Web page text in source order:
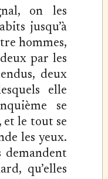
on les
jusqu’à
hommes,
par les
deux
elle
se
et le tout se
les yeux.
demandent
qu’elles